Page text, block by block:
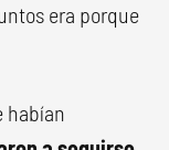
era porque
habían